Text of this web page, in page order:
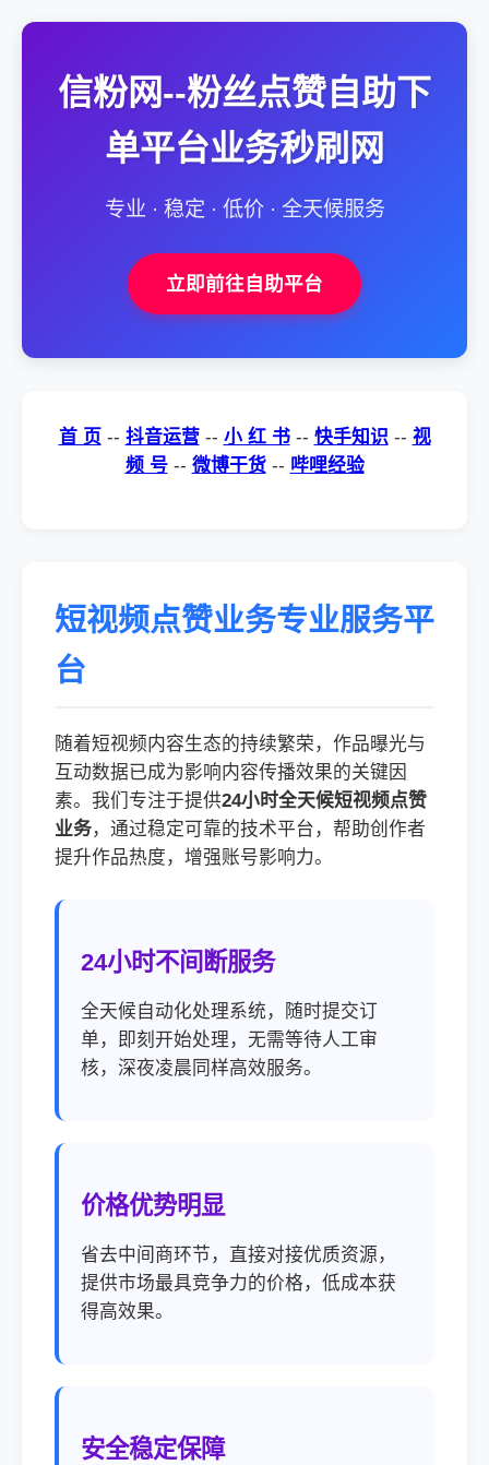
信粉网--粉丝点赞自助下
单平台业务秒刷网
专业 · 稳定 · 低价 · 全天候服务
立即前往自助平台
首 页 -- 抖音运营 -- 小 红 书 -- 快手知识 -- 视
频 号 -- 微博干货 -- 哔哩经验
短视频点赞业务专业服务平
台
随着短视频内容生态的持续繁荣，作品曝光与
互动数据已成为影响内容传播效果的关键因
素。我们专注于提供24小时全天候短视频点赞
业务，通过稳定可靠的技术平台，帮助创作者
提升作品热度，增强账号影响力。
24小时不间断服务
全天候自动化处理系统，随时提交订
单，即刻开始处理，无需等待人工审
核，深夜凌晨同样高效服务。
价格优势明显
省去中间商环节，直接对接优质资源，
提供市场最具竞争力的价格，低成本获
得高效果。
安全稳定保障